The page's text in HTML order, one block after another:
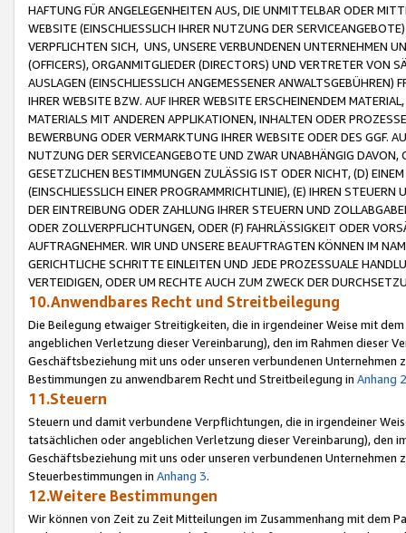
HAFTUNG FÜR ANGELEGENHEITEN AUS, DIE UNMITTELBAR ODER
WEBSITE (EINSCHLIESSLICH IHRER NUTZUNG DER
VERPFLICHTEN SICH, UNS, UNSERE VERBUNDENEN UNTERNEHMEN
(OFFICERS), ORGANMITGLIEDER (DIRECTORS) UND VERTRETER VON
AUSLAGEN (EINSCHLIESSLICH ANGEMESSENER
IHRER WEBSITE BZW. AUF IHRER WEBSITE ERSCHEINENDEM
MATERIALS MIT ANDEREN APPLIKATIONEN, INHALTEN ODER
BEWERBUNG ODER VERMARKTUNG IHRER WEBSITE ODER DES GGF.
NUTZUNG DER SERVICEANGEBOTE UND ZWAR UNABHÄNGIG
GESETZLICHEN BESTIMMUNGEN ZULÄSSIG IST ODER NICHT, (D)
(EINSCHLIESSLICH EINER PROGRAMMRICHTLINIE), (E) IHREN
DER EINTREIBUNG ODER ZAHLUNG IHRER STEUERN UND
ODER ZOLLVERPFLICHTUNGEN, ODER (F) FAHRLÄSSIGKEIT ODER
AUFTRAGNEHMER. WIR UND UNSERE BEAUFTRAGTEN KÖNNEN IM
GERICHTLICHE SCHRITTE EINLEITEN UND JEDE PROZESSUALE
VERTEIDIGEN, ODER UM RECHTE AUCH ZUM ZWECK DER
10.Anwendbares Recht und Streitbeilegung
Die Beilegung etwaiger Streitigkeiten, die in irgendeiner Weise mit
angeblichen Verletzung dieser Vereinbarung), den im Rahmen dieser
Geschäftsbeziehung mit uns oder unseren verbundenen
Bestimmungen zu anwendbarem Recht und Streitbeilegung in Anhang 2
11.Steuern
Steuern und damit verbundene Verpflichtungen, die in irgendeiner
tatsächlichen oder angeblichen Verletzung dieser Vereinbarung), den
Geschäftsbeziehung mit uns oder unseren verbundenen
Steuerbestimmungen in Anhang 3.
12.Weitere Bestimmungen
Wir können von Zeit zu Zeit Mitteilungen im Zusammenhang mit dem